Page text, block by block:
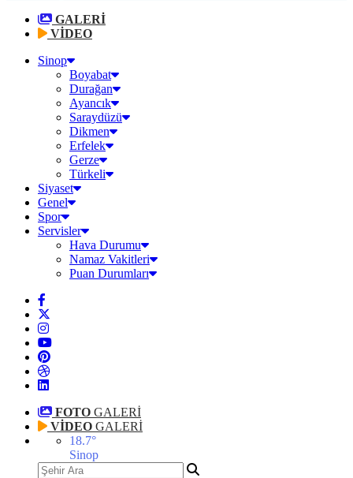
GALERİ
VİDEO
Sinop
Boyabat
Durağan
Ayancık
Saraydüzü
Dikmen
Erfelek
Gerze
Türkeli
Siyaset
Genel
Spor
Servisler
Hava Durumu
Namaz Vakitleri
Puan Durumları
FOTO GALERİ
VİDEO GALERİ
18.7°
Sinop